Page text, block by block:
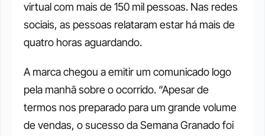
virtual com mais de 150 mil pessoas. Nas redes
sociais, as pessoas relataram estar há mais de
quatro horas aguardando.
A marca chegou a emitir um comunicado logo
pela manhã sobre o ocorrido. “Apesar de
termos nos preparado para um grande volume
de vendas, o sucesso da Semana Granado foi